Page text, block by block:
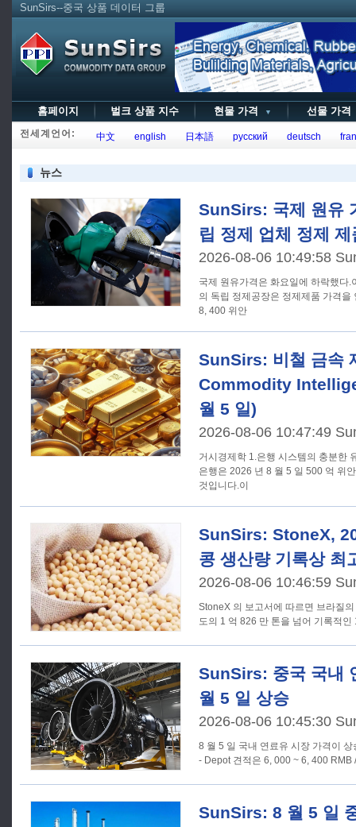
SunSirs--중국 상품 데이터 그룹
홈페이지 벌크 상품 지수 현물 가격 ▼ 선물 가
전세계언어: 中文 english 日本語 русский deutsch
뉴스
SunSirs: 국제 원유
립 정제 업체 정제
2026-08-06 10:49:58
국제 원유가격은 화요일에 하락했다
의 독립 정제공장은 정제제품 가격
8, 400 위안
SunSirs: 비철 금속
Commodity
월 5 일)
2026-08-06 10:47:49
거시경제학 1.은행 시스템의 충분한 유동성을 유지하기 위해 중국 인민
은행은 2026 년 8 월 5 일 500 억 위
것입니다.이
SunSirs: StoneX,
콩 생산량 기록상 최
2026-08-06 10:46:59
StoneX 의 보고서에 따르면 브라질
도의 1 억 826 만 톤을 넘어 기록적
SunSirs: 중국 국내
월 5 일 상승
2026-08-06 10:45:30
8 월 5 일 국내 연료유 시장 가격이
- Depot 견적은 6, 000 ~ 6, 400 RMB
SunSirs: 8 월 5 일